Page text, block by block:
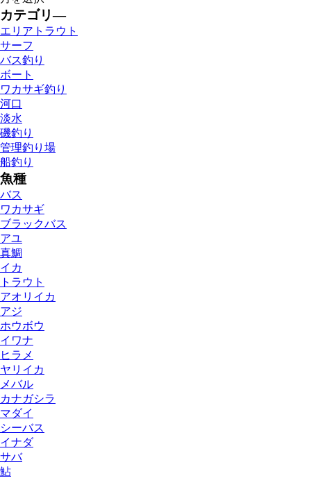
カテゴリ―
エリアトラウト
サーフ
バス釣り
ボート
ワカサギ釣り
河口
淡水
磯釣り
管理釣り場
船釣り
魚種
バス
ワカサギ
ブラックバス
アユ
真鯛
イカ
トラウト
アオリイカ
アジ
ホウボウ
イワナ
ヒラメ
ヤリイカ
メバル
カナガシラ
マダイ
シーバス
イナダ
サバ
鮎